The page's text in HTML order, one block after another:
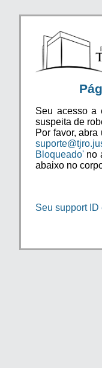
Seu acesso a
suspeita de
Por favor, abra
Bloqueado' no
abaixo no
Seu support ID